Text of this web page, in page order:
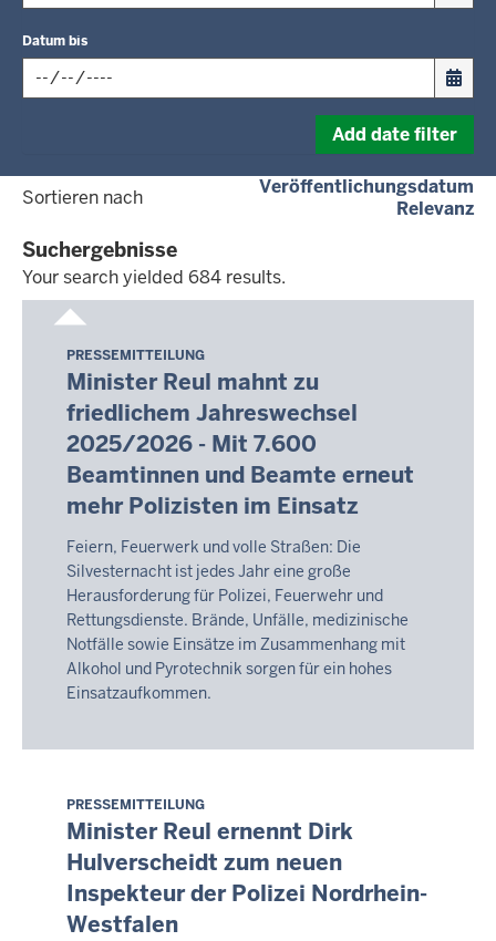
date
format:
Datum bis
format:
Add date filter
Sortieren nach Veröffentlichungsdatum
Relevanz
Suchergebnisse
Your search yielded 684 results.
Your
yielded
results.
Montag,
10.
August
2026
-
05:06
PRESSEMITTEILUNG
Minister Reul mahnt zu
friedlichem Jahreswechsel
2025/2026 - Mit 7.600
Beamtinnen und Beamte erneut
mehr Polizisten im Einsatz
Feiern, Feuerwerk und volle Straßen: Die
Silvesternacht ist jedes Jahr eine große
Herausforderung für Polizei, Feuerwehr und
Rettungsdienste. Brände, Unfälle, medizinische
Notfälle sowie Einsätze im Zusammenhang mit
Alkohol und Pyrotechnik sorgen für ein hohes
Einsatzaufkommen.
Montag,
10.
August
2026
-
PRESSEMITTEILUNG
Minister Reul ernennt Dirk
Hulverscheidt zum neuen
Inspekteur der Polizei Nordrhein-
Westfalen